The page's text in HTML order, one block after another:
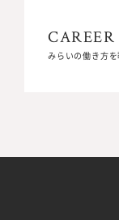
みらいの働き方
みらいの働き方